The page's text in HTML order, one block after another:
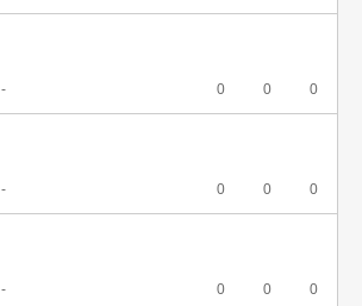
- 0 0 0
- 0 0 0
- 0 0 0